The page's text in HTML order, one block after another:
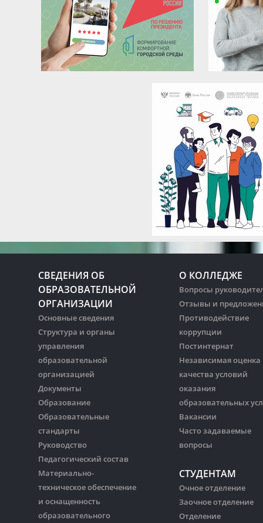
СВЕДЕНИЯ ОБ
ОБРАЗОВАТЕЛЬНОЙ
ОРГАНИЗАЦИИ
Основные сведения
Структура и органы
управления
образовательной
организацией
Документы
Образование
Образовательные
стандарты
Руководство
Педагогический состав
Материально-
техническое обеспечение
и оснащенность
образовательного
О КОЛЛЕДЖЕ
Вопросы
Отзывы и
Противодействие
коррупции
Постинтернат
Независимая оценка
качества условий
оказания
образовательных
Вакансии
Часто задаваемые
вопросы
СТУДЕНТАМ
Очное отделение
Заочное отделение
Отделение